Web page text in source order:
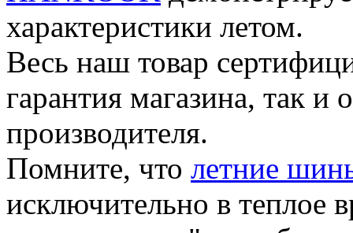
характеристики летом.
Весь наш товар
гарантия магазина, так и
производителя.
Помните, что летние
исключительно в теплое